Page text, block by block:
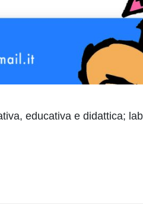
educativa e didattica;